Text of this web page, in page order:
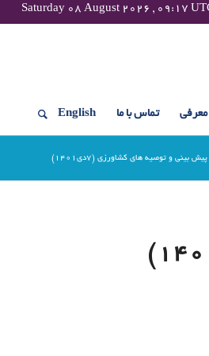
معرفی تماس با ما English
پیش بینی و توصیه های کشاورزی (7دی۱۴۰۱)